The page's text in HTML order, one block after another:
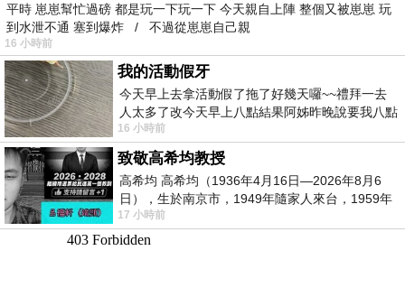
平時 崽崽幫忙過磅 都是玩一下玩一下 今天親自上陣 整個又被崽崽 玩
到水泄不通 塞到爆炸 / 不過從崽崽自己親
16 小時前
我的活動假牙
今天早上去拿活動假了拖了好幾天囉~~禮拜一去
人太多了改今天早上八點結果阿姊昨晚說要我八點
去西螺農會~回到莿桐都8點半多了
16 小時前
致敬高希均教授
高希均 高希均（1936年4月16日—2026年8月6
日），生於南京市，1949年隨家人來台，1959年
赴美深造並取得經濟發展博士學位。曾任
17 小時前